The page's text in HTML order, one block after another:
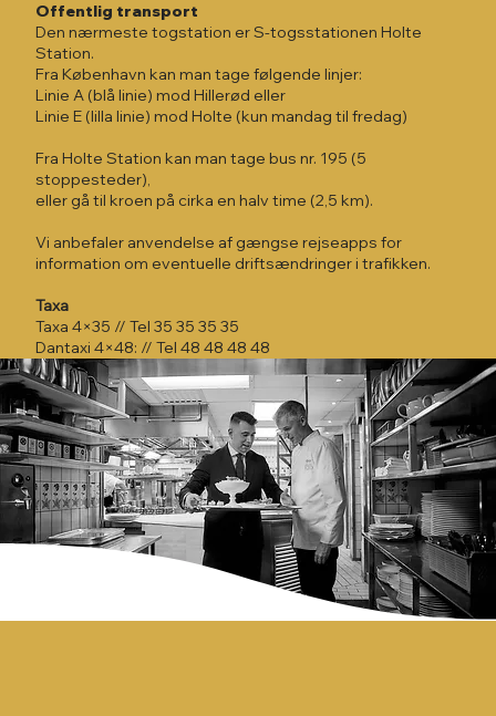
Offentlig transport
Den nærmeste togstation er S-togsstationen Holte
Station.
Fra København kan man tage følgende linjer:
Linie A (blå linie) mod Hillerød eller
Linie E (lilla linie) mod Holte (kun mandag til fredag)
Fra Holte Station kan man tage bus nr. 195 (5
stoppesteder),
eller gå til kroen på cirka en halv time (2,5 km).
Vi anbefaler anvendelse af gængse rejseapps for
information om eventuelle driftsændringer i trafikken.
Taxa
Taxa 4×35 // Tel 35 35 35 35
Dantaxi 4×48: // Tel 48 48 48 48